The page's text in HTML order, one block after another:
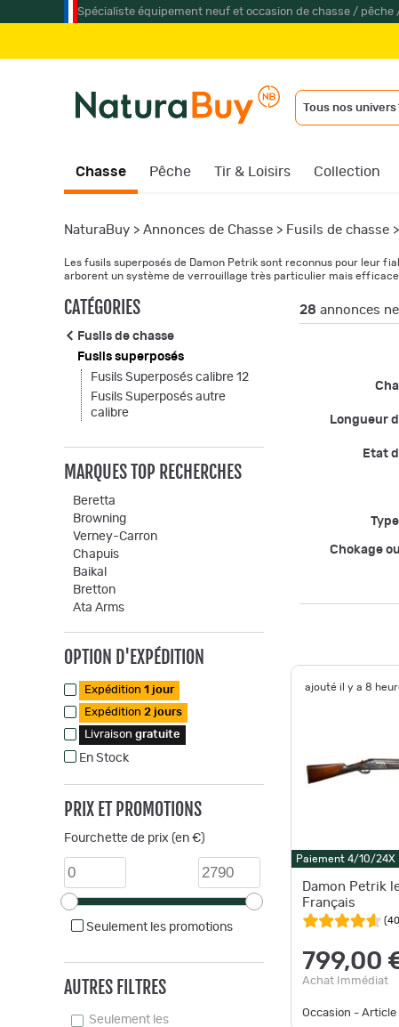
Spécialiste équipement neuf et occasion de chasse / pêche
Tous nos univers
Chasse Pêche Tir & Loisirs Collection
NaturaBuy > Annonces de Chasse > Fusils de chasse >
Les fusils superposés de Damon Petrik sont reconnus pour leur
arborent un système de verrouillage très particulier mais
CATÉGORIES
Fusils de chasse
Fusils superposés
Fusils Superposés calibre 12
Fusils Superposés autre
calibre
MARQUES TOP RECHERCHES
Beretta
Browning
Verney-Carron
Chapuis
Baikal
Bretton
Ata Arms
OPTION D'EXPÉDITION
Expédition 1 jour
Expédition 2 jours
Livraison gratuite
En Stock
PRIX ET PROMOTIONS
Fourchette de prix (en €)
Seulement les promotions
AUTRES FILTRES
Seulement les
28 annonces
Longueur
Etat
Chokage
ajouté il y a 8
Paiement 4/10/24X
Damon Petrik
Français
(40
799,00
Achat Immédiat
Occasion -